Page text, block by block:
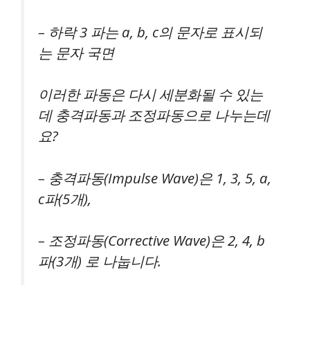
– 하락 3 파는 a, b, c의 문자로 표시되
는 문자 국면
이러한 파동은 다시 세분화될 수 있는
데 충격파동과 조정파동으로 나누는데
요?
– 충격파동(Impulse Wave)은 1, 3, 5, a,
c파(5개),
– 조정파동(Corrective Wave)은 2, 4, b
파(3개) 로 나눕니다.